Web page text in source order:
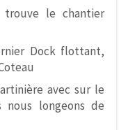
le chantier
Dock flottant,
avec sur le
longeons de